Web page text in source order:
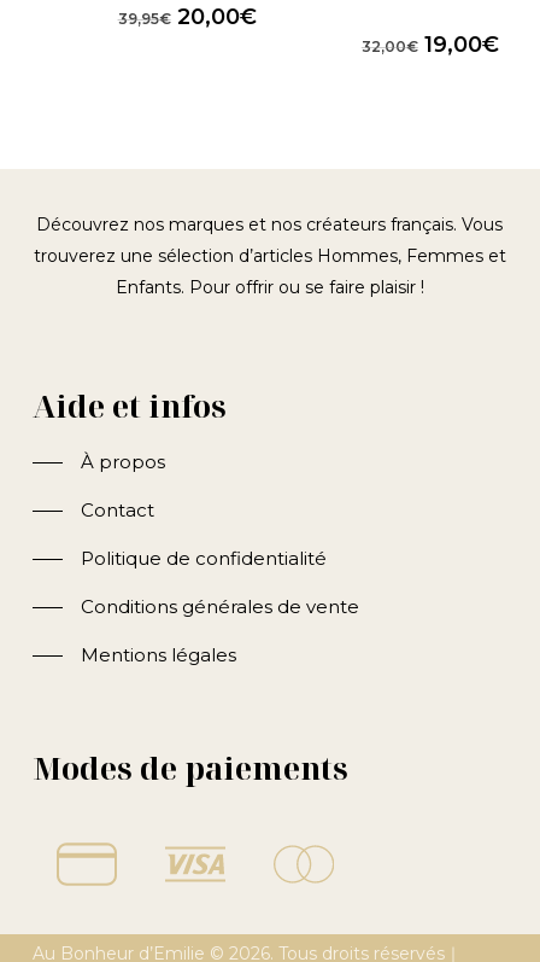
39,95€ Le
20,00€Le
32,00€ Le
19,00€Le
Découvrez nos marques et nos créateurs français. Vous
trouverez une sélection d’articles Hommes, Femmes et
Enfants. Pour offrir ou se faire plaisir !
Aide et infos
À propos
Contact
Politique de confidentialité
Conditions générales de vente
Mentions légales
Modes de paiements
Au Bonheur d’Emilie © 2026. Tous droits réservés｜